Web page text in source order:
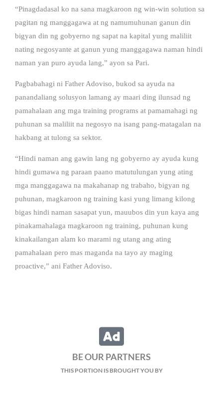
“Pinagdadasal ko na sana magkaroon ng win-win solution sa
pagitan ng manggagawa at ng namumuhunan ganun din
bigyan din ng gobyerno ng sapat na kapital yung maliliit
nating negosyante at ganun yung manggagawa naman hindi
naman yan puro ayuda lang,” ayon sa Pari.
Pagbabahagi ni Father Adoviso, bukod sa ayuda na
panandaliang solusyon lamang ay maari ding ilunsad ng
pamahalaan ang mga training programs at pamamahagi ng
puhunan sa maliliit na negosyo na isang pang-matagalan na
hakbang at tulong sa sektor.
“Hindi naman ang gawin lang ng gobyerno ay ayuda kung
hindi gumawa ng paraan paano matutulungan yung ating
mga manggagawa na makahanap ng trabaho, bigyan ng
puhunan, magkaroon ng training kasi yung limang kilong
bigas hindi naman sasapat yun, mauubos din yun kaya ang
pinakamahalaga magkaroon ng training, puhunan kung
kinakailangan alam ko marami ng utang ang ating
pamahalaan pero mas maganda na tayo ay maging
proactive,” ani Father Adoviso.
BE OUR PARTNERS
THIS PORTION IS BROUGHT YOU BY